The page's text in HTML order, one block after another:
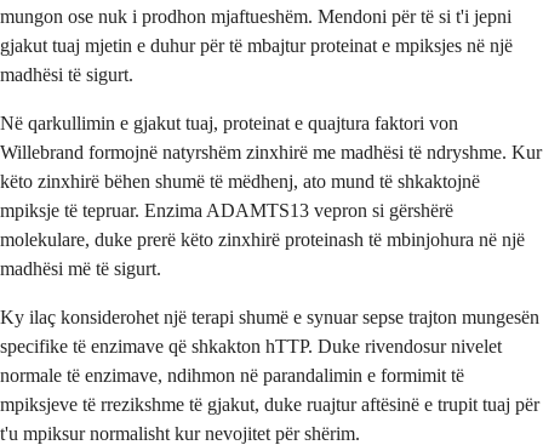
mungon ose nuk i prodhon mjaftueshëm. Mendoni për të si t'i jepni
gjakut tuaj mjetin e duhur për të mbajtur proteinat e mpiksjes në një
madhësi të sigurt.
Në qarkullimin e gjakut tuaj, proteinat e quajtura faktori von
Willebrand formojnë natyrshëm zinxhirë me madhësi të ndryshme. Kur
këto zinxhirë bëhen shumë të mëdhenj, ato mund të shkaktojnë
mpiksje të tepruar. Enzima ADAMTS13 vepron si gërshërë
molekulare, duke prerë këto zinxhirë proteinash të mbinjohura në një
madhësi më të sigurt.
Ky ilaç konsiderohet një terapi shumë e synuar sepse trajton mungesën
specifike të enzimave që shkakton hTTP. Duke rivendosur nivelet
normale të enzimave, ndihmon në parandalimin e formimit të
mpiksjeve të rrezikshme të gjakut, duke ruajtur aftësinë e trupit tuaj për
t'u mpiksur normalisht kur nevojitet për shërim.